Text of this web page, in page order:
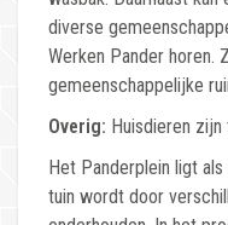
diverse
Werken Pander horen.
gemeenschappelijke
Overig: Huisdieren zijn
Het Panderplein ligt
tuin wordt door